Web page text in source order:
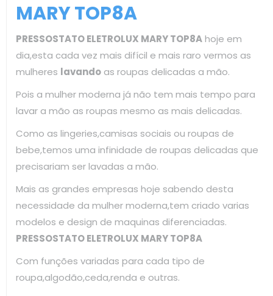
MARY TOP8A
PRESSOSTATO ELETROLUX MARY TOP8Ahoje em
dia,esta cada vez mais difícil e mais raro vermos as
mulheres lavando as roupas delicadas a mão.
Pois a mulher moderna já não tem mais tempo para
lavar a mão as roupas mesmo as mais delicadas.
Como as lingeries,camisas sociais ou roupas de
bebe,temos uma infinidade de roupas delicadas que
precisariam ser lavadas a mão.
Mais as grandes empresas hoje sabendo desta
necessidade da mulher moderna,tem criado varias
modelos e design de maquinas diferenciadas.
PRESSOSTATO ELETROLUX MARY TOP8A
Com funções variadas para cada tipo de
roupa,algodão,ceda,renda e outras.